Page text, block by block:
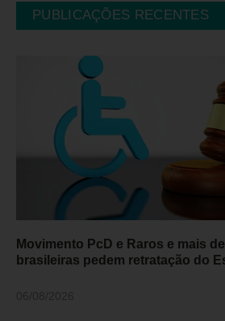
PUBLICAÇÕES RECENTES
Movimento PcD e Raros e mais
brasileiras pedem retratação do